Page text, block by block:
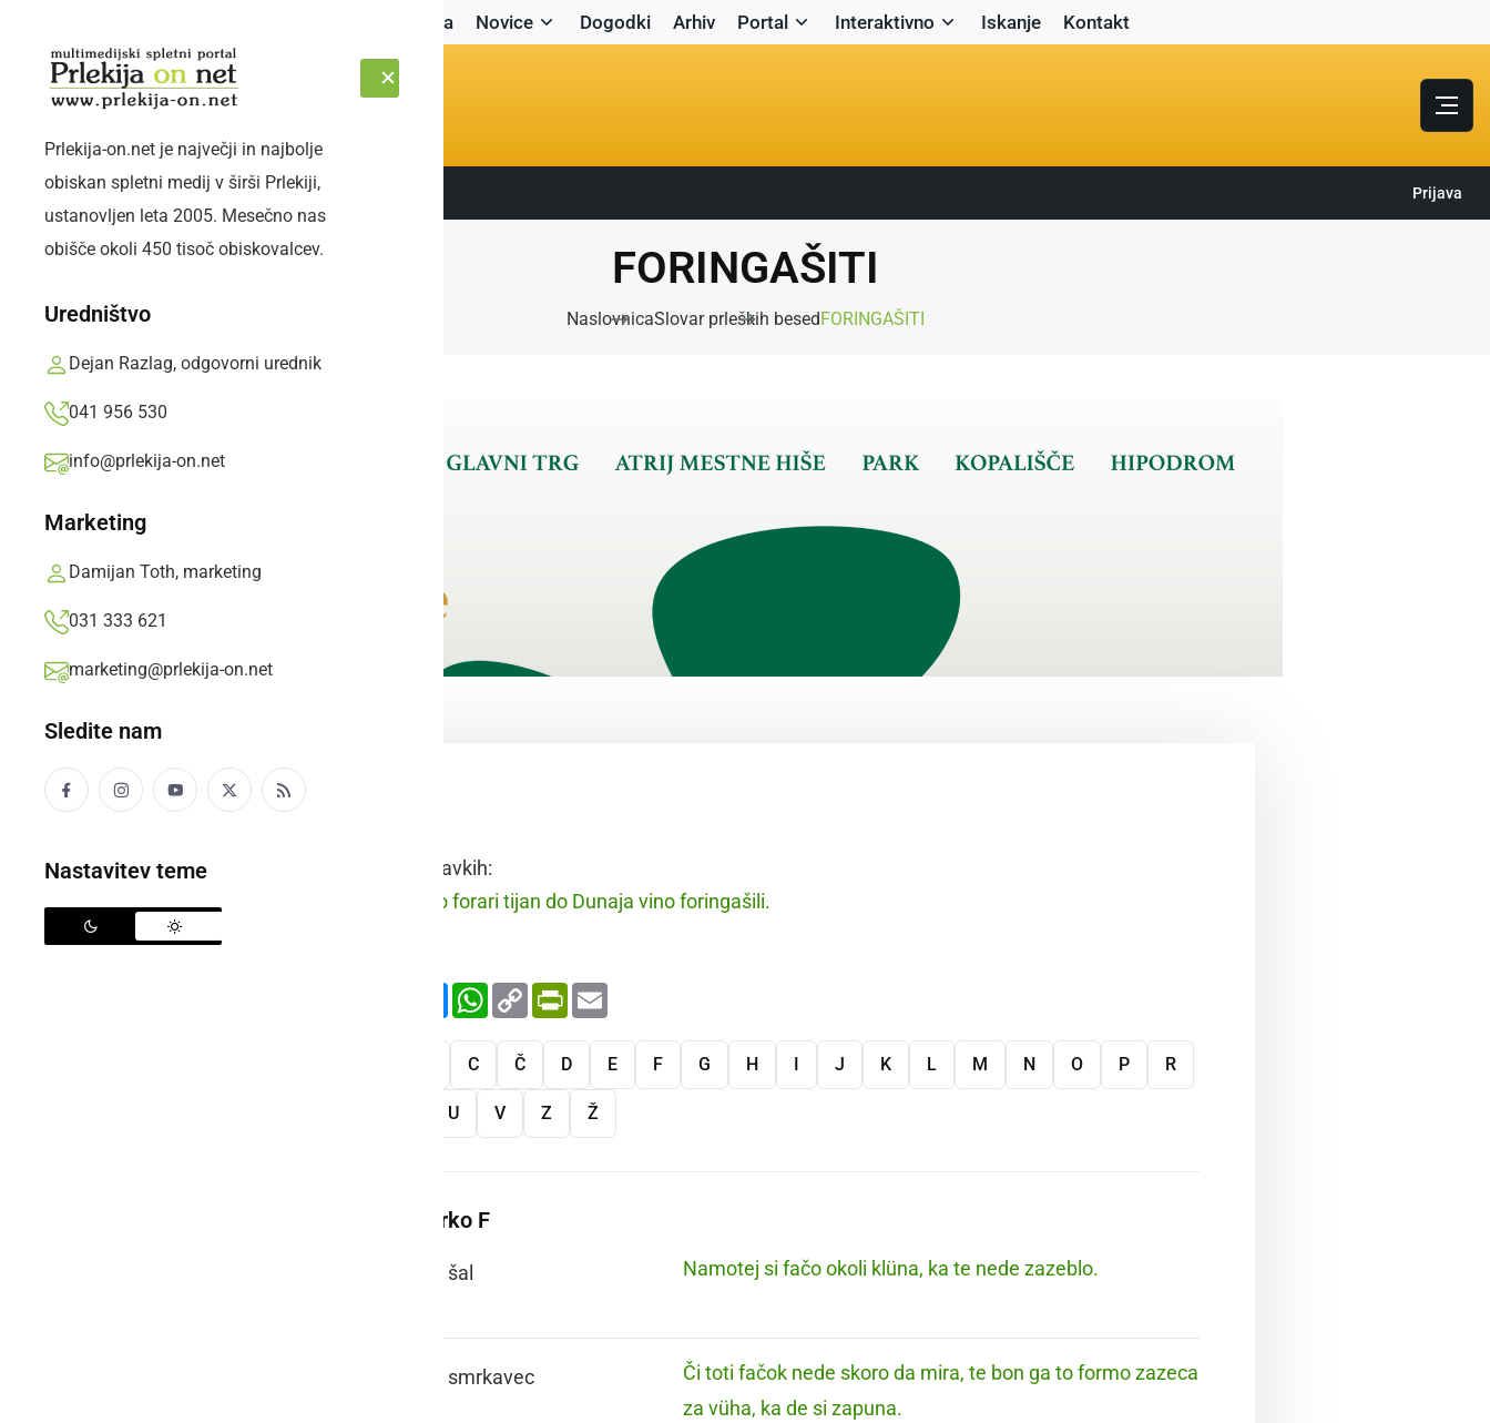
Naslovnica Novice Dogodki Arhiv Portal Interaktivno Iskanje Kontakt
NEDELJA, 9. AVGUST 2026 Sledite nam: Prijava
Prlekija-on.net je največji in najbolje
obiskan spletni medij v širši Prlekiji,
ustanovljen leta 2005. Mesečno nas
obišče okoli 450 tisoč obiskovalcev.
Uredništvo
Dejan Razlag, odgovorni urednik
041 956 530
info@prlekija-on.net
Marketing
Damijan Toth, marketing
031 333 621
marketing@prlekija-on.net
Sledite nam
Nastavitev teme
FORINGAŠITI
NaslovnicaSlovar prleških besedFORINGAŠITI
vršiti prevoz
Raba besede v stavkih:
Negda so forari tijan do Dunaja vino foringašili.
FacebookMessenger
WhatsApp
Copy
Link
PrintFriendly
C Č D E F G H I J K L M N O P R
U V Z Ž
Več besed na črko F
šal Namotej si fačo okoli klüna, ka te nede zazeblo.
smrkavec
Či toti fačok nede skoro da mira, te bon ga to formo zazeca
za vüha, ka de si zapuna.